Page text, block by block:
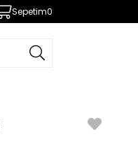
Sepetim0